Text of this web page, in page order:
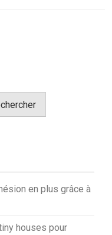
en plus grâce à
houses pour